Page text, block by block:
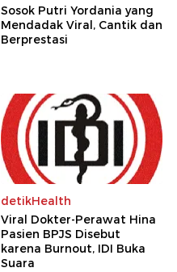
Sosok Putri Yordania yang
Mendadak Viral, Cantik dan
Berprestasi
detikHealth
Viral Dokter-Perawat Hina
Pasien BPJS Disebut
karena Burnout, IDI Buka
Suara